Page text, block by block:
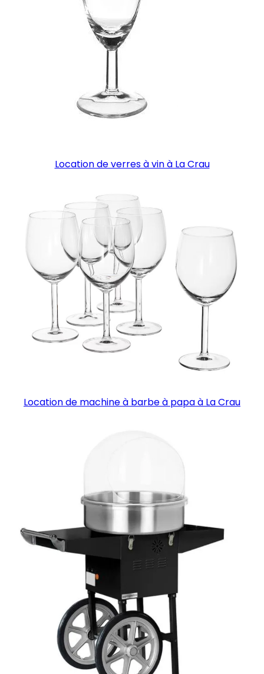
Location de verres à vin à La Crau
Location de machine à barbe à papa à La Crau